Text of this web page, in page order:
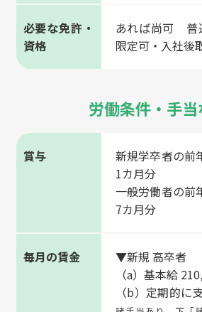
必要な免許・
資格
あれば尚可 普
限定可・入社後
労働条件・手当
賞与
新規学卒者の
1カ月分
一般労働者の
7カ月分
毎月の賃金
▼新規 高卒者
（a）基本給
（b）定期的